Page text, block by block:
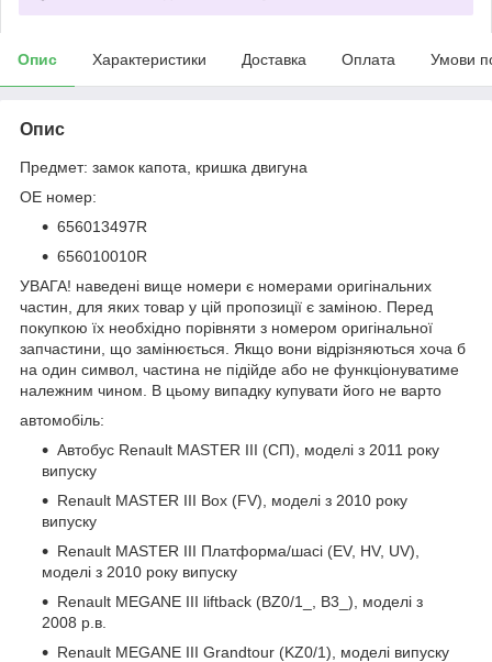
Опис Характеристики Доставка Оплата Умови
Опис
Предмет: замок капота, кришка двигуна
OE номер:
656013497R
656010010R
УВАГА! наведені вище номери є номерами оригінальних
частин, для яких товар у цій пропозиції є заміною. Перед
покупкою їх необхідно порівняти з номером оригінальної
запчастини, що замінюється. Якщо вони відрізняються хоча б
на один символ, частина не підійде або не функціонуватиме
належним чином. В цьому випадку купувати його не варто
автомобіль:
Автобус Renault MASTER III (СП), моделі з 2011 року
випуску
Renault MASTER III Box (FV), моделі з 2010 року
випуску
Renault MASTER III Платформа/шасі (EV, HV, UV),
моделі з 2010 року випуску
Renault MEGANE III liftback (BZ0/1_, B3_), моделі з
2008 р.в.
Renault MEGANE III Grandtour (KZ0/1), моделі випуску